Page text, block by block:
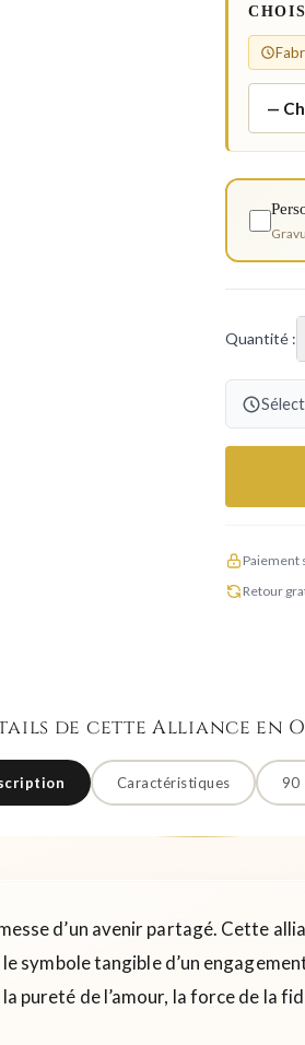
Quantité :
Paiement
Retour
de cette Alliance en
Caractéristiques 90
d’un avenir partagé. Cette
le symbole tangible d’un
pureté de l’amour, la force de la